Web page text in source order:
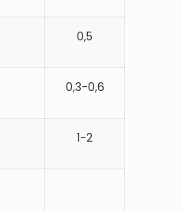
0,5
0,3-0,6
1-2